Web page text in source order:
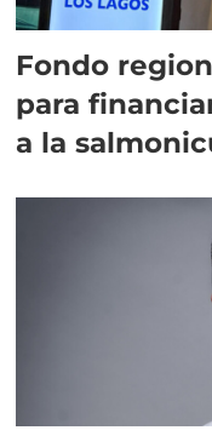
Fondo
para
a la